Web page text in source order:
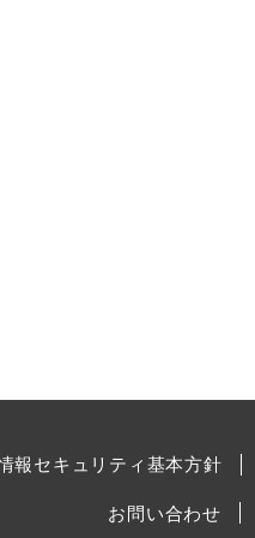
報セキュリティ基本方針
お問い合わせ